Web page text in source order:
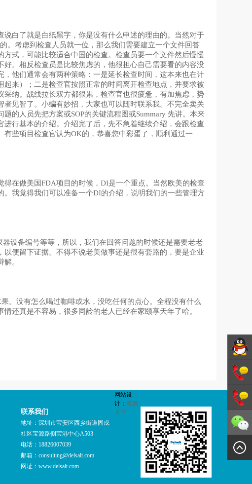
白了就是白纸黑字，你是没有什么申述的理由的。当然对于
。考虑到检查人员就一位，那么我们需要建立一个文件回答
式，可能比较适合中国的检查。检查员要一个文件然后慢慢
。相反检查员是比较焦虑的，他很担心自己需要看的内容没
他们通常会有两种策略：一是延长检查时间，这本来也在计
来）；二是检查官按照正常的时间离开检查地点，并要求被
纳。战线拉长双方都很累，检查官也很疲惫，有加焦虑，势
见智了。小编有妙招，大家也可以随时联系我。不完全卖关
的人员先把方案或SOP的关键流程图或Summary 先讲。本来
行基本的介绍。介绍完了后，先不急着继续介绍，会跟检查
些项目检查官认为OK的，恭喜您中彩蛋了，顺利通过一
在做美国FDA项目的时候，DI是一个重点。当然欧美的检查
我觉得我们可以准备一个DI的介绍，说明我们的一些管理方
设备编号等等，所以，我们在回答问题的时候还是需要老老
便留下证据。不得不说老美做事还是很有套路的，要是企业
。
。没有怎么喝过咖啡或水，没吃任何的点心。全程没有什么
还真是不容易，很多同龄的老人已经在家颐享天年了哈。
联系我们
地址：深圳市宝安区西乡街道固戍
社区宝源路侧宝港中心A503
电话：18826007039
邮箱： consulting@delsalt.com
网址： www.delsalt.com
网站设
计： 客源
天下
德斯特
GMP咨
询